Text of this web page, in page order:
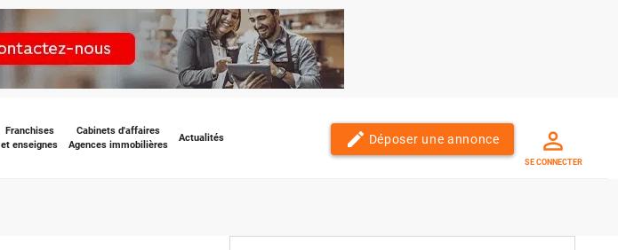
Franchises
et enseignes
Cabinets d'affaires
Agences immobilières
Actualités edit Déposer une annonce
SE CONNECTER